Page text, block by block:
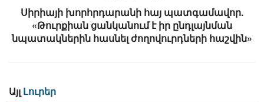
Սիրիայի խորհրդարանի հայ պատգամավոր.
«Թուրքիան ցանկանում է իր ընդլայնման
նպատակներին հասնել ժողովուրդների հաշվին»
Այլ Լուրեր